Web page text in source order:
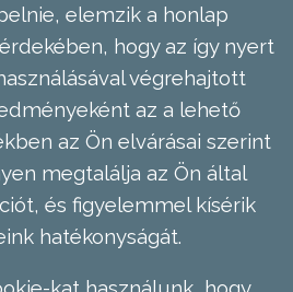
elemzik a honlap
hogy az így nyert
végrehajtott
az a lehető
az Ön elvárásai szerint
megtalálja az Ön által
és figyelemmel kísérik
hatékonyságát.